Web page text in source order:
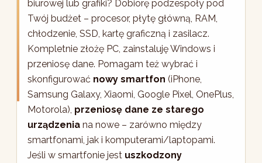
biurowej lub grafiki? Dobiorę podzespoły pod
Twój budżet – procesor, płytę główną, RAM,
chłodzenie, SSD, kartę graficzną i zasilacz.
Kompletnie złożę PC, zainstaluję Windows i
przeniosę dane. Pomagam też wybrać i
skonfigurować nowy smartfon (iPhone,
Samsung Galaxy, Xiaomi, Google Pixel, OnePlus,
Motorola), przeniosę dane ze starego
urządzeniana nowe – zarówno między
smartfonami, jak i komputerami/laptopami.
Jeśli w smartfonie jest uszkodzony